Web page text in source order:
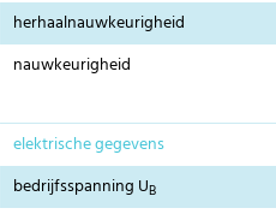
herhaalnauwkeurigheid
nauwkeurigheid
elektrische gegevens
bedrijfsspanning UB